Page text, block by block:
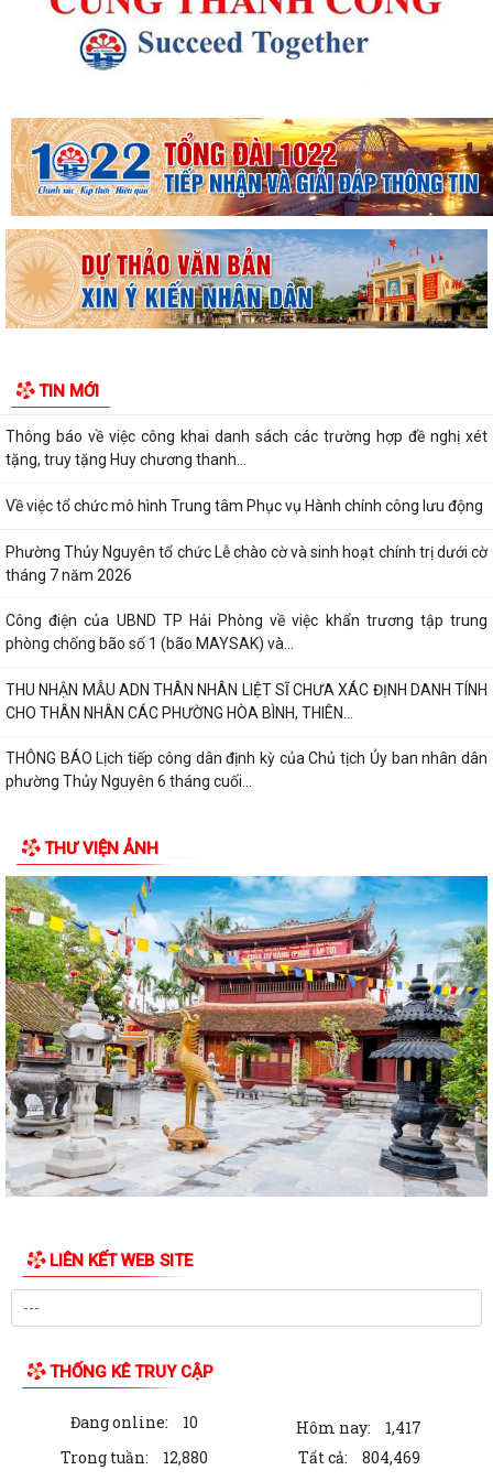
TIN MỚI
dữ liệu chuyên ngành y tế của...
KHAI MẠC KỲ HỌP THƯỜNG LỆ GIỮA NĂM 2026 HỘI ĐỒNG NHÂN DÂN
PHƯỜNG THỦY NGUYÊN KHÓA II, NHIỆM KỲ 2026...
Thông tin báo chí về việc tổ chức cưỡng chế thu hồi đất để thực hiện
Dự án đầu tư xây dựng tuyến...
Thông báo Cưỡng chế thu hồi đất thực hiện Dự án đầu tư xây dựng
tuyến đường từ khu đô thị Bắc sông...
sở dữ liệu đất đai trên địa bàn...
Thông báo về việc công khai danh sách các trường hợp đề nghị xét
tặng, truy tặng Huy chương thanh...
Về việc tổ chức mô hình Trung tâm Phục vụ Hành chính công lưu động
Phường Thủy Nguyên tổ chức Lễ chào cờ và sinh hoạt chính trị dưới cờ
tháng 7 năm 2026
Công điện của UBND TP Hải Phòng về việc khẩn trương tập trung
phòng chống bão số 1 (bão MAYSAK) và...
THU NHẬN MẪU ADN THÂN NHÂN LIỆT SĨ CHƯA XÁC ĐỊNH DANH TÍNH
CHO THÂN NHÂN CÁC PHƯỜNG HÒA BÌNH, THIÊN...
THÔNG BÁO Lịch tiếp công dân định kỳ của Chủ tịch Ủy ban nhân dân
phường Thủy Nguyên 6 tháng cuối...
THÂN NHÂN LIỆT SĨ CHƯA XÁC ĐỊNH DANH TÍNH
PHƯỜNG THỦY NGUYÊN TRIỂN KHAI VẬN ĐỘNG ỦNG HỘ QUỸ "ĐỀN ƠN
ĐÁP NGHĨA" NĂM 2026
THÔNG TIN VỀ VIỆC SẮP XẾP, TỔ CHỨC LẠI CÁC TỔ DÂN PHỐ TRÊN
ĐỊA BÀN PHƯỜNG THỦY NGUYÊN
Nghị quyết thành lập phòng chuyên môn
Trung tâm chính trị phường Thủy Nguyên tiếp tục tổ chức lớp bồi
dưỡng lý luận chính trị và nghiệp...
Thông báo của UBND phường Thủy Nguyên Tóm tắt thành tích cá
nhân đề nghị xét tặng danh hiệu nhà...
Kế hoạch tuyên truyền chào mừng kỷ niệm các ngày lễ lớn trong tháng
4, tháng 5 và Lễ hội Hoa phượng...
thuyền rồng truyền thống Đình Tân...
TUYÊN TRUYỀN NHÂN DÂN TĂNG CƯỜNG QUẢN LÝ, PHÂN LOẠI CHẤT
THƯ VIỆN ẢNH
LIÊN KẾT WEB SITE
THỐNG KÊ TRUY CẬP
Đang online: 10 Hôm nay:
1,417
Trong tuần:
12,880 Tất cả: 804,469